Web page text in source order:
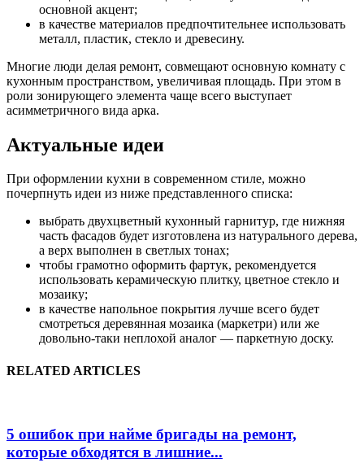
основной акцент;
в качестве материалов предпочтительнее использовать
металл, пластик, стекло и древесину.
Многие люди делая ремонт, совмещают основную комнату с
кухонным пространством, увеличивая площадь. При этом в
роли зонирующего элемента чаще всего выступает
асимметричного вида арка.
Актуальные идеи
При оформлении кухни в современном стиле, можно
почерпнуть идеи из ниже представленного списка:
выбрать двухцветный кухонный гарнитур, где нижняя
часть фасадов будет изготовлена из натурального дерева,
а верх выполнен в светлых тонах;
чтобы грамотно оформить фартук, рекомендуется
использовать керамическую плитку, цветное стекло и
мозаику;
в качестве напольное покрытия лучше всего будет
смотреться деревянная мозаика (маркетри) или же
довольно-таки неплохой аналог — паркетную доску.
RELATED ARTICLES
5 ошибок при найме бригады на ремонт,
которые обходятся в лишние...